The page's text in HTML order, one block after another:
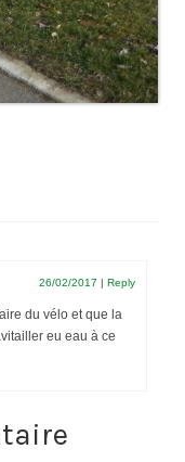
26/02/2017 Reply
du vélo et que la
eu eau à ce